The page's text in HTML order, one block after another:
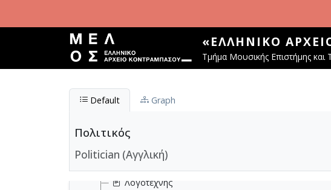
«ΕΛΛΗΝΙΚΌ
Τμήμα Μουσικής Επιστήμης και
Default Graph
Πολιτικός
Politician (Αγγλική)
Δημοσιογράφος
Εκδότης
Εκπαιδευτικός
Ηθοποιός
Ιατρός
Λογοτέχνης